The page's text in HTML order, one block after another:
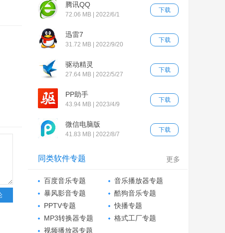
下载
腾讯QQ
72.06 MB | 2022/6/1
下载
迅雷7
31.72 MB | 2022/9/20
下载
驱动精灵
27.64 MB | 2022/5/27
下载
PP助手
43.94 MB | 2023/4/9
下载
微信电脑版
41.83 MB | 2022/8/7
更多
同类软件专题
百度音乐专题
音乐播放器专题
暴风影音专题
酷狗音乐专题
PPTV专题
快播专题
MP3转换器专题
格式工厂专题
视频播放器专题